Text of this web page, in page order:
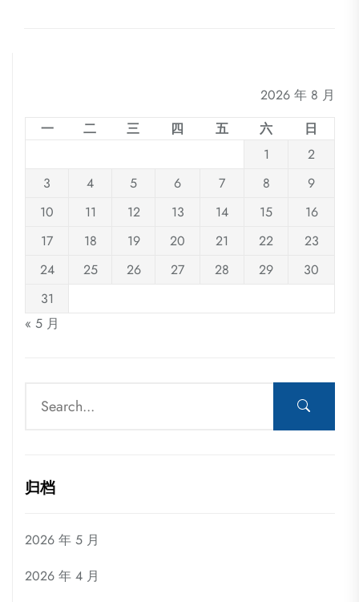
2026 年 8 月
一
二 三 四 五 六
日
1
2
3
4 5 6 7 8
9
10
11 12 13 14 15
16
17
18 19 20 21 22
23
24
25 26 27 28 29
30
31
« 5 月
归档
2026 年 5 月
2026 年 4 月